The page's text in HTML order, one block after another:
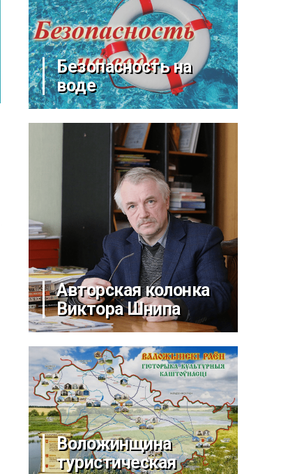
Безопасность на
воде
Авторская колонка
Виктора Шнипа
Воложинщина
туристическая